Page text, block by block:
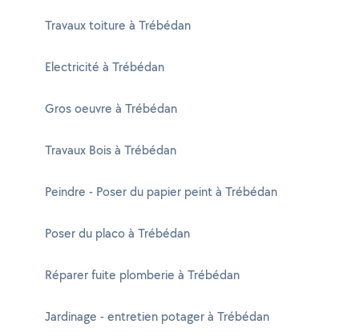
Travaux toiture à Trébédan
Electricité à Trébédan
Gros oeuvre à Trébédan
Travaux Bois à Trébédan
Peindre - Poser du papier peint à Trébédan
Poser du placo à Trébédan
Réparer fuite plomberie à Trébédan
Jardinage - entretien potager à Trébédan